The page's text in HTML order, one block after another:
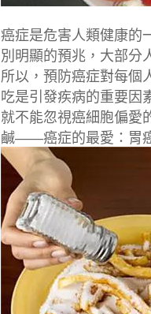
癌症是危害人類健康的
別明顯的預兆，大部分
所以，預防癌症對每個
吃是引發疾病的重要因
就不能忽視癌細胞偏愛
鹹——癌症的最愛：胃